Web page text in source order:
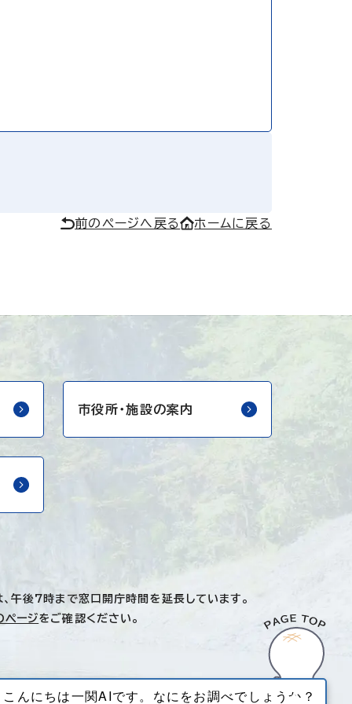
前のページへ戻る ホームに戻る
市役所・施設の案内
午後7時まで窓口開庁時間を延長しています。
ページをご確認ください。